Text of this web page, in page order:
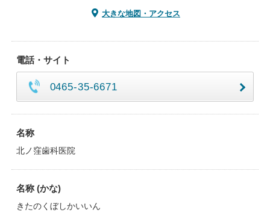
大きな地図・アクセス
電話・サイト
0465-35-6671
名称
北ノ窪歯科医院
名称 (かな)
きたのくぼしかいいん